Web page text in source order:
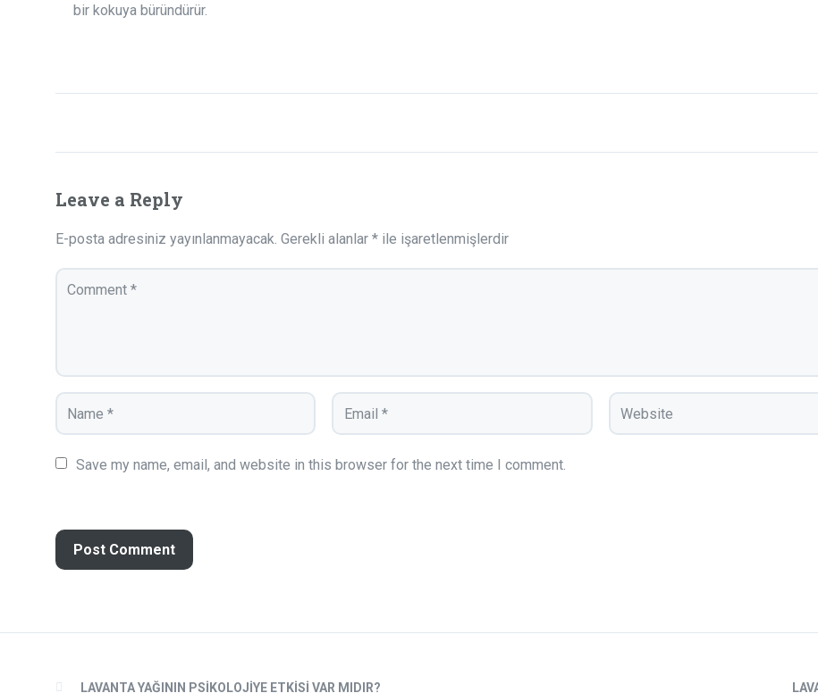
bir kokuya büründürür.
Leave a Reply
E-posta adresiniz yayınlanmayacak. Gerekli alanlar * ile işaretlenmişlerdir
Save my name, email, and website in this browser for the next time I comment.
LAVANTA YAĞININ PSIKOLOJIYE ETKISI VAR MIDIR?